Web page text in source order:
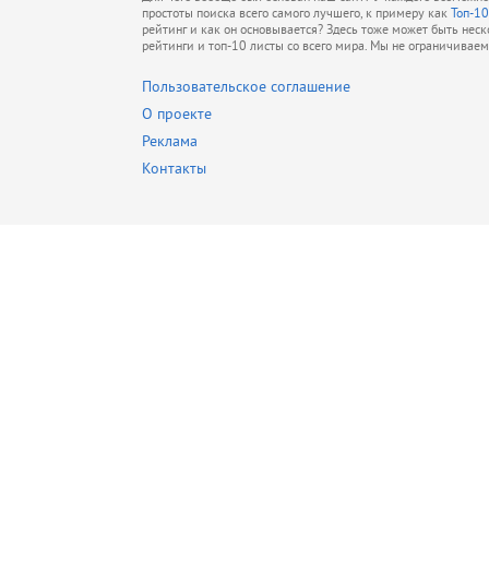
простоты поиска всего самого лучшего, к примеру как Топ-
рейтинг и как он основывается? Здесь тоже может быть
рейтинги и топ-10 листы со всего мира. Мы не
Пользовательское соглашение
О проекте
Реклама
Контакты